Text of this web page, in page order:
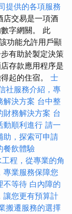
提供的各項服務
店交易是一項酒
字網關。 此
功能允許用戶顯
有助於製定決策
存款應用程序是
起的住宿。 士
社服務介紹，專
解決方案 台中整
財務解決方案 台
動順利進行 請一
助，探索可申請
餐飲體驗
工程，從專業的角
專業服務保障您
不等待 白內障的
讓您更有預算計
搬遷服務的選擇